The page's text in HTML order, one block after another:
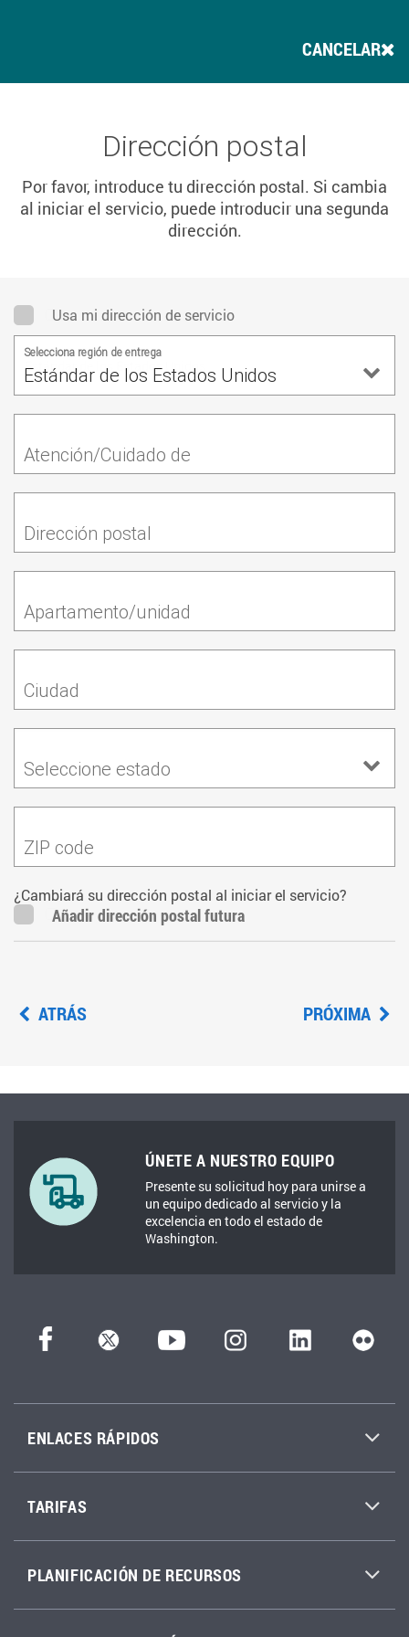
CANCELAR
Dirección postal
Por favor, introduce tu dirección postal. Si cambia
al iniciar el servicio, puede introducir una segunda
dirección.
Usa mi dirección de servicio
Estándar de los Estados Unidos
Selecciona región de entrega
Atención/Cuidado de
Dirección postal
Apartamento/unidad
Ciudad
Seleccione estado
ZIP code
¿Cambiará su dirección postal al iniciar el servicio?
Añadir dirección postal futura
ATRÁS PRÓXIMA
ÚNETE A NUESTRO EQUIPO
Presente su solicitud hoy para unirse a
un equipo dedicado al servicio y la
excelencia en todo el estado de
Washington.
ENLACES RÁPIDOS
TARIFAS
PLANIFICACIÓN DE RECURSOS